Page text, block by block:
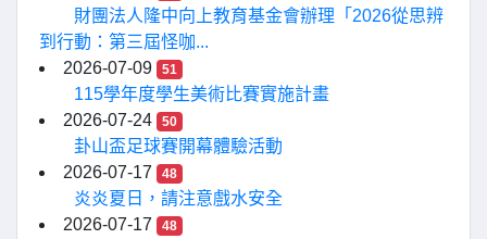
財團法人隆中向上教育基金會辦理「2026從思辨
到行動：第三屆怪咖...
2026-07-09
51
115學年度學生美術比賽實施計畫
2026-07-24
50
卦山盃足球賽開幕體驗活動
2026-07-17
48
炎炎夏日，請注意戲水安全
2026-07-17
48